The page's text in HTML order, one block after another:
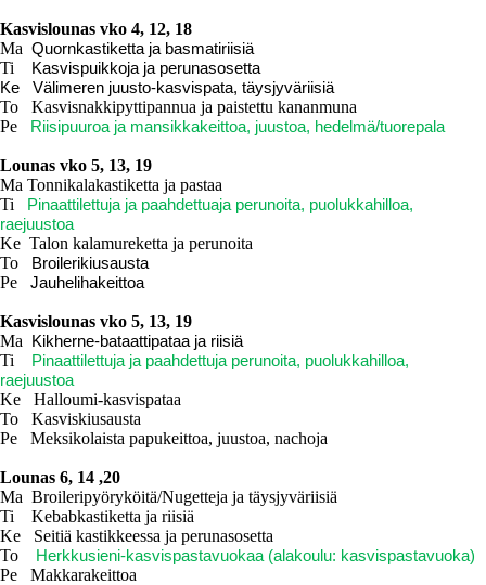
Kasvislounas vko 4, 12, 18
Ma Quornkastiketta ja basmatiriisiä
Ti
Kasvispuikkoja ja perunasosetta
Ke Välimeren juusto-kasvispata, täysjyväriisiä
To Kasvisnakkipyttipannua ja paistettu kananmuna
Pe
Riisipuuroa ja mansikkakeittoa, juustoa, hedelmä/tuorepala
Lounas vko 5, 13, 19
Ma Tonnikalakastiketta ja pastaa
Ti
Pinaattilettuja ja paahdettuaja perunoita, puolukkahilloa,
raejuustoa
Ke Talon kalamureketta ja perunoita
To
Broilerikiusausta
Pe Jauhelihakeittoa
Kasvislounas vko 5, 13, 19
Ma
Kikherne-bataattipataa ja riisiä
Ti
Pinaattilettuja ja paahdettuja perunoita, puolukkahilloa,
raejuustoa
Ke
Halloumi-kasvispataa
To Kasviskiusausta
Pe Meksikolaista papukeittoa, juustoa, nachoja
Lounas 6, 14 ,20
Ma Broileripyöryköitä/Nugetteja ja täysjyväriisiä
Ti Kebabkastiketta ja riisiä
Ke Seitiä kastikkeessa ja perunasosetta
To
Herkkusieni-kasvispastavuokaa (alakoulu: kasvispastavuoka)
Pe Makkarakeittoa